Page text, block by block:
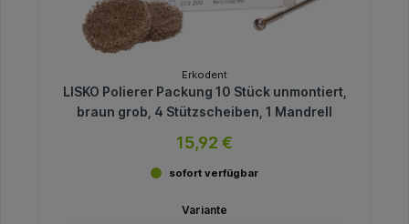
Erkodent
LISKO Polierer Packung 10 Stück unmontiert,
braun grob, 4 Stützscheiben, 1 Mandrell
15,92 €
sofort verfügbar
Variante